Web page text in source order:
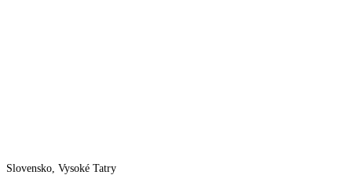
Slovensko, Vysoké Tatry